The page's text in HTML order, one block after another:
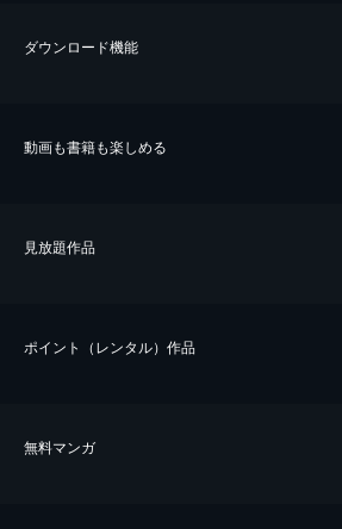
ダウンロード機能
動画も書籍も楽しめる
⾒放題作品
ポイント（レンタル）作品
無料マンガ